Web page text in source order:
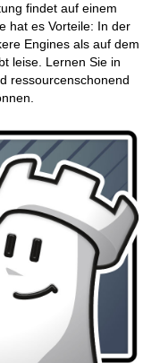
findet auf einem
hat es Vorteile: In der
Engines als auf dem
leise. Lernen Sie in
ressourcenschonend